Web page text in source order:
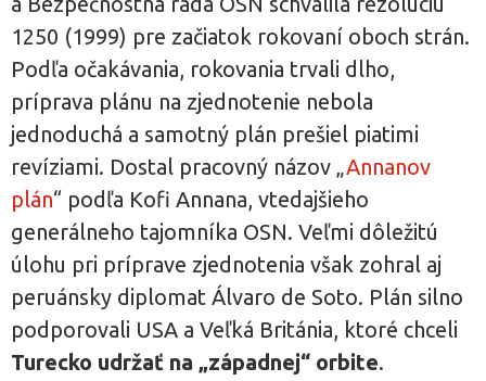
1250 (1999) pre začiatok rokovaní oboch strán.
Podľa očakávania, rokovania trvali dlho,
príprava plánu na zjednotenie nebola
jednoduchá a samotný plán prešiel piatimi
revíziami. Dostal pracovný názov „Annanov
plán“ podľa Kofi Annana, vtedajšieho
generálneho tajomníka OSN. Veľmi dôležitú
úlohu pri príprave zjednotenia však zohral aj
peruánsky diplomat Álvaro de Soto. Plán silno
podporovali USA a Veľká Británia, ktoré chceli
Turecko udržať na „západnej“ orbite.